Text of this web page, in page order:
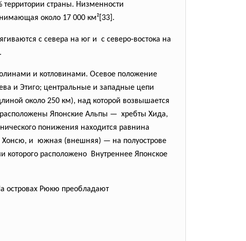
страны. Низменности
около 17 000 км²[33].
с севера на юг и с северо-востока на
и котловинами. Осевое положение
и Этиго; центральные и западные цепи
около 250 км), над которой возвышается
Японские Альпы — хребты Хида,
понижения находится равнина
Хонсю, и южная (внешняя) — на полуострове
расположено Внутреннее Японское
островах Рюкю преобладают